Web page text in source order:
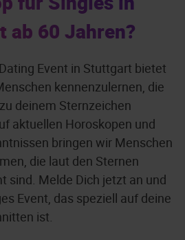
ab 60 Jahren?
Event in Stuttgart bietet
kennenzulernen, die
deinem Sternzeichen
aktuellen Horoskopen und
bringen wir Menschen
die laut den Sternen
sind. Melde Dich jetzt an und
Event, das speziell auf deine
ist.